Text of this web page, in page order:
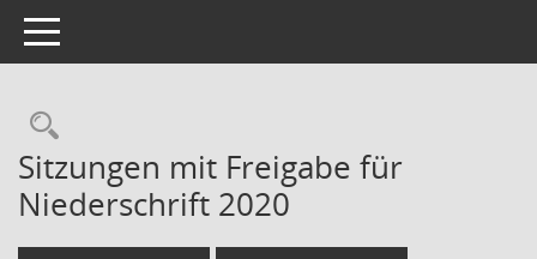
Toggle navigation
Rechercheauswahl
Sitzungen mit Freigabe für
Niederschrift 2020